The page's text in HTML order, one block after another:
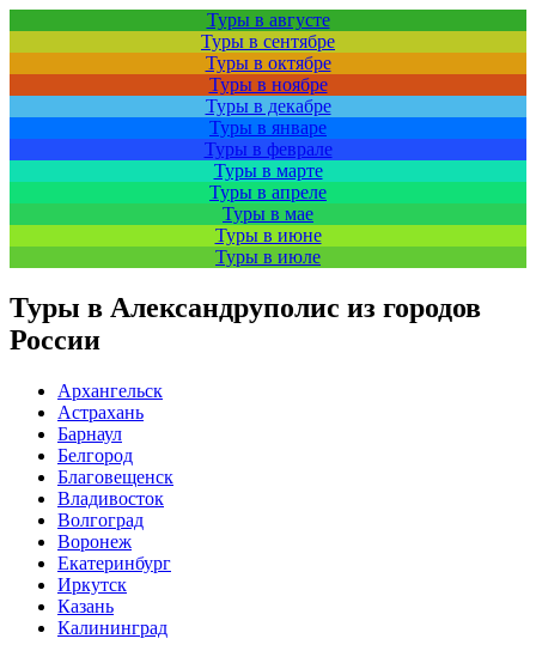
Туры в августе
Туры в сентябре
Туры в октябре
Туры в ноябре
Туры в декабре
Туры в январе
Туры в феврале
Туры в марте
Туры в апреле
Туры в мае
Туры в июне
Туры в июле
Туры в Александруполис из городов
России
Архангельск
Астрахань
Барнаул
Белгород
Благовещенск
Владивосток
Волгоград
Воронеж
Екатеринбург
Иркутск
Казань
Калининград